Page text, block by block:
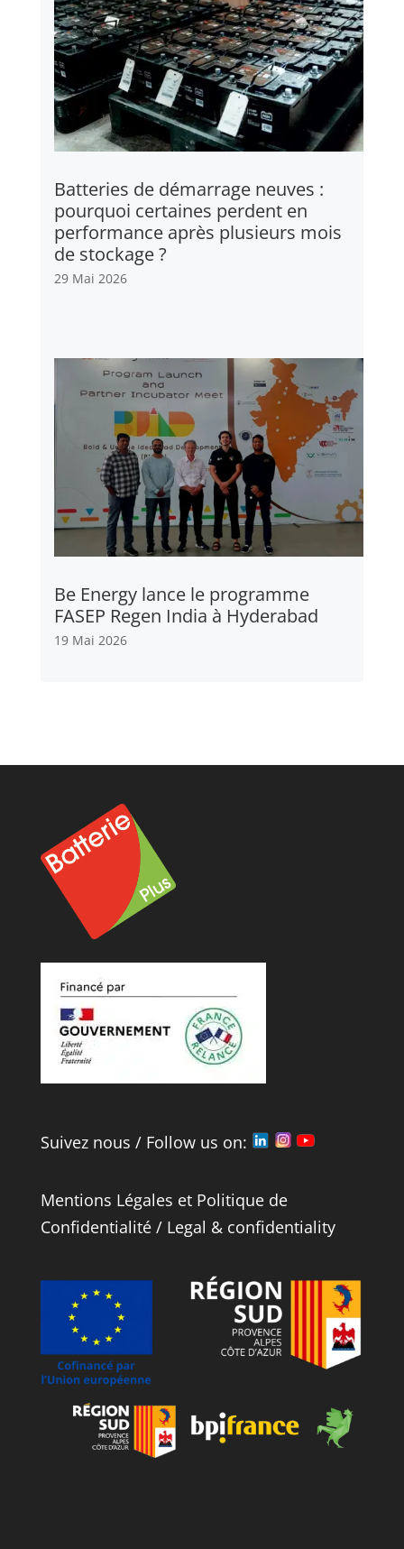
Batteries de démarrage neuves :
pourquoi certaines perdent en
performance après plusieurs mois
de stockage ?
29 Mai 2026
Be Energy lance le programme
FASEP Regen India à Hyderabad
19 Mai 2026
Suivez nous / Follow us on:
Mentions Légales et Politique de
Confidentialité/ Legal & confidentiality